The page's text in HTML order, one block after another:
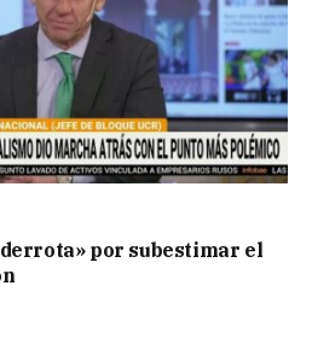
por subestimar el